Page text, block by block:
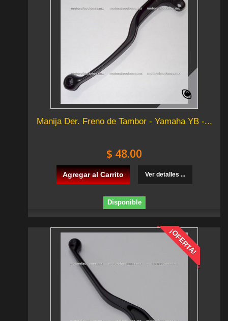
Manija Der. Freno de Tambor - Yamaha YB -...
$ 48.00
Agregar al Carrito Ver detalles ...
Disponible
¡OFERTA!